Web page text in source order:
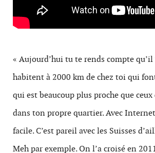
« Aujourd’hui tu te rends compte qu’il
habitent à 2000 km de chez toi qui
qui est beaucoup plus proche que
dans ton propre quartier. Avec
facile. C’est pareil avec les Suisses
Meh par exemple. On l’a croisé en